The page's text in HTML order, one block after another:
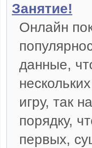
Занятие!
Онлайн
данные,
игру, так
порядку,
первых,